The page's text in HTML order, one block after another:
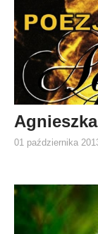
01 października